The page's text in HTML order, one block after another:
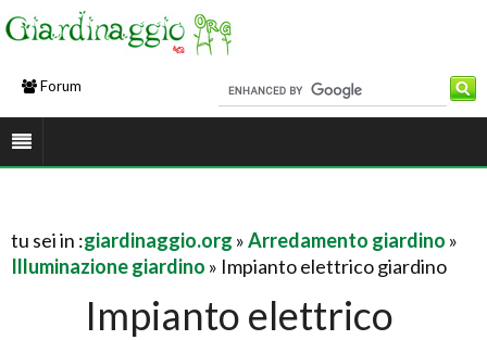
Forum
tu sei in :giardinaggio.org »Arredamento giardino »
Illuminazione giardino » Impianto elettrico giardino
Impianto elettrico